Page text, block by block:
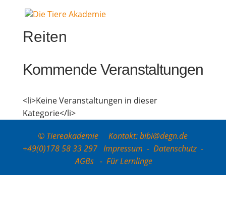
Rei­ten
Kom­men­de Veranstaltungen
<li>Keine Ver­an­stal­tun­gen in die­ser
Kategorie</li>
© Tiereakademie Kontakt: bibi@degn.de
+49(0)178 58 33 297 Impressum - Datenschutz-
AGBs -Für Lernlinge